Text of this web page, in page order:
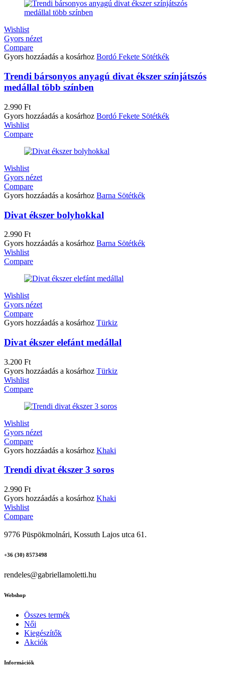
Wishlist
Gyors nézet
Compare
Gyors hozzáadás a kosárhoz Bordó Fekete Sötétkék
Trendi bársonyos anyagú divat ékszer színjátszós
medállal több színben
2.990 Ft
Gyors hozzáadás a kosárhoz Bordó Fekete Sötétkék
Wishlist
Compare
Wishlist
Gyors nézet
Compare
Gyors hozzáadás a kosárhoz Barna Sötétkék
Divat ékszer bolyhokkal
2.990 Ft
Gyors hozzáadás a kosárhoz Barna Sötétkék
Wishlist
Compare
Wishlist
Gyors nézet
Compare
Gyors hozzáadás a kosárhoz Türkiz
Divat ékszer elefánt medállal
3.200 Ft
Gyors hozzáadás a kosárhoz Türkiz
Wishlist
Compare
Wishlist
Gyors nézet
Compare
Gyors hozzáadás a kosárhoz Khaki
Trendi divat ékszer 3 soros
2.990 Ft
Gyors hozzáadás a kosárhoz Khaki
Wishlist
Compare
9776 Püspökmolnári, Kossuth Lajos utca 61.
+36 (30) 8573498
rendeles@gabriellamoletti.hu
Webshop
Összes termék
Női
Kiegészítők
Akciók
Információk